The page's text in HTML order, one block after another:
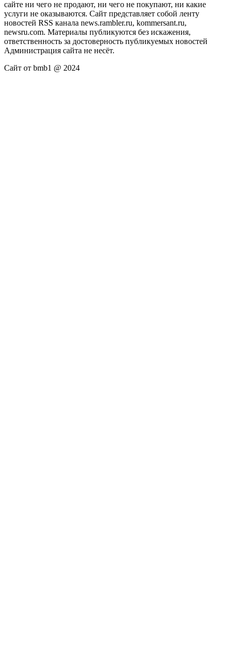
сайте ни чего не продают, ни чего не покупают, ни какие
услуги не оказываются. Сайт представляет собой ленту
новостей RSS канала news.rambler.ru, kommersant.ru,
newsru.com. Материалы публикуются без искажения,
ответственность за достоверность публикуемых новостей
Администрация сайта не несёт.
Сайт от bmb1 @ 2024